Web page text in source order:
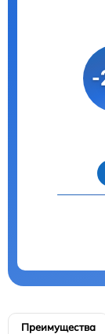
-
Преимущества